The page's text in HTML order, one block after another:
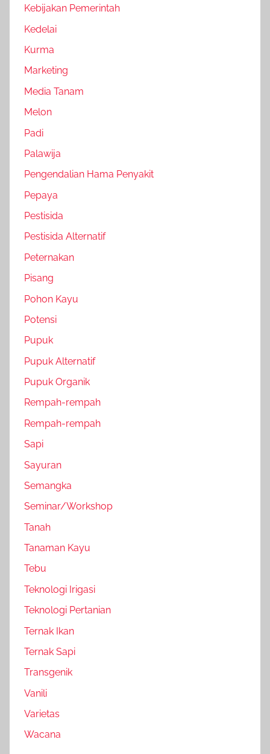
Kebijakan Pemerintah
Kedelai
Kurma
Marketing
Media Tanam
Melon
Padi
Palawija
Pengendalian Hama Penyakit
Pepaya
Pestisida
Pestisida Alternatif
Peternakan
Pisang
Pohon Kayu
Potensi
Pupuk
Pupuk Alternatif
Pupuk Organik
Rempah-rempah
Rempah-rempah
Sapi
Sayuran
Semangka
Seminar/Workshop
Tanah
Tanaman Kayu
Tebu
Teknologi Irigasi
Teknologi Pertanian
Ternak Ikan
Ternak Sapi
Transgenik
Vanili
Varietas
Wacana